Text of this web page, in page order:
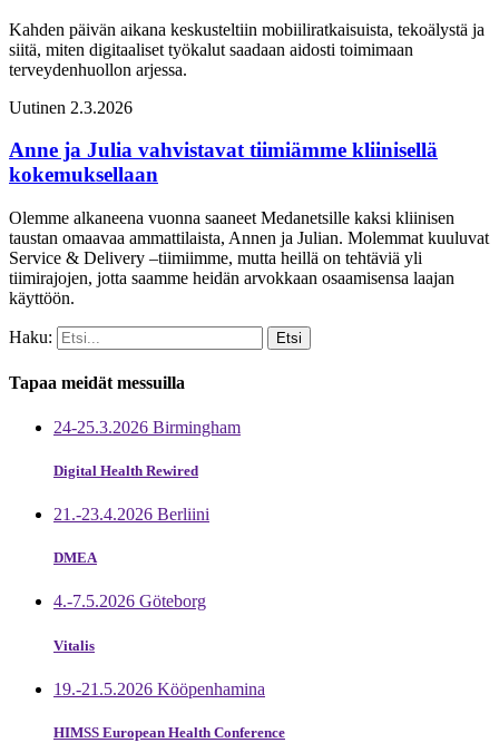
Kahden päivän aikana keskusteltiin mobiiliratkaisuista, tekoälystä ja
siitä, miten digitaaliset työkalut saadaan aidosti toimimaan
terveydenhuollon arjessa.
Uutinen 2.3.2026
Anne ja Julia vahvistavat tiimiämme kliinisellä
kokemuksellaan
Olemme alkaneena vuonna saaneet Medanetsille kaksi kliinisen
taustan omaavaa ammattilaista, Annen ja Julian. Molemmat kuuluvat
Service & Delivery –tiimiimme, mutta heillä on tehtäviä yli
tiimirajojen, jotta saamme heidän arvokkaan osaamisensa laajan
käyttöön.
Haku:
Tapaa meidät messuilla
24-25.3.2026 Birmingham
Digital Health Rewired
21.-23.4.2026 Berliini
DMEA
4.-7.5.2026 Göteborg
Vitalis
19.-21.5.2026 Kööpenhamina
HIMSS European Health Conference